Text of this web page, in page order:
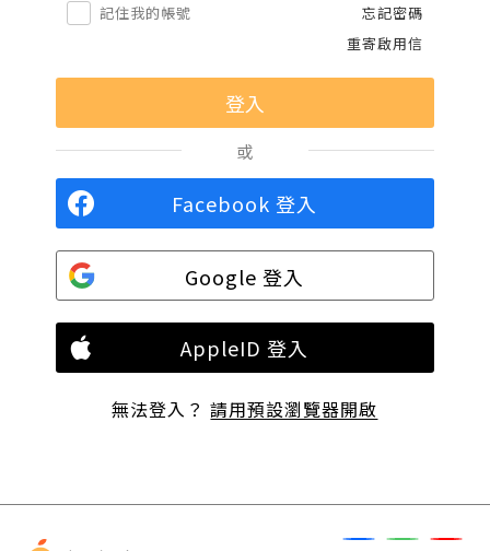
記住我的帳號
忘記密碼
重寄啟用信
或
Facebook 登入
Google 登入
AppleID 登入
無法登入？請用預設瀏覽器開啟